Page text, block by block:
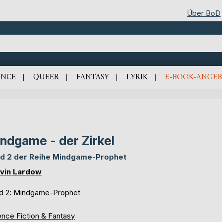
Über BoD
QUEER FANTASY LYRIK E-BOOK-
- der Zirkel
2 der Reihe Mindgame-Prophet
Lardow
2: Mindgame-Prophet
Fiction & Fantasy